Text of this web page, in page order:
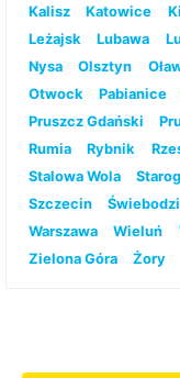
Kalisz
Katowice
Leżajsk
Lubawa
Nysa
Olsztyn
Otwock
Pabianice
Pruszcz Gdański
Rumia
Rybnik
Stalowa Wola
Szczecin
Warszawa
Wieluń
Zielona Góra
Żory